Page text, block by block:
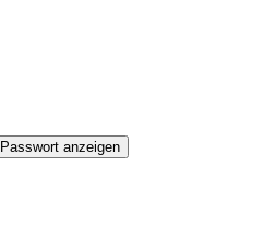
Passwort anzeigen